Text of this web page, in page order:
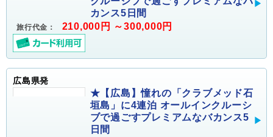
カンス5日間
旅行代金： 210,000円 ～300,000円
広島県発
★【広島】憧れの「クラブメッド石
垣島」に4連泊 オールインクルーシ
ブで過ごすプレミアムなバカンス5
日間